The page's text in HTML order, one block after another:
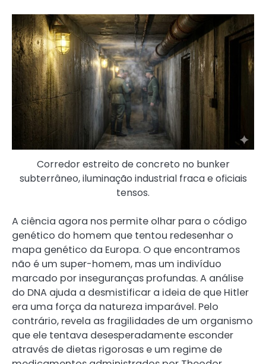
Corredor estreito de concreto no bunker
subterrâneo, iluminação industrial fraca e oficiais
tensos.
A ciência agora nos permite olhar para o código
genético do homem que tentou redesenhar o
mapa genético da Europa. O que encontramos
não é um super-homem, mas um indivíduo
marcado por inseguranças profundas. A análise
do DNA ajuda a desmistificar a ideia de que Hitler
era uma força da natureza imparável. Pelo
contrário, revela as fragilidades de um organismo
que ele tentava desesperadamente esconder
através de dietas rigorosas e um regime de